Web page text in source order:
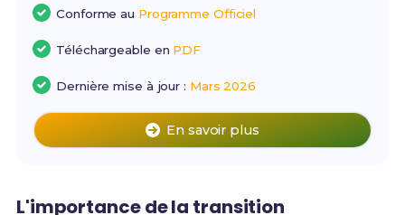
Conforme au Programme Officiel
Téléchargeable en PDF
Dernière mise à jour : Mars 2026
En savoir plus
L'importance de la transition